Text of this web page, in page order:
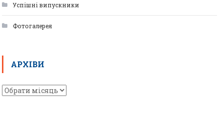
Успішні випускники
Фотогалерея
АРХІВИ